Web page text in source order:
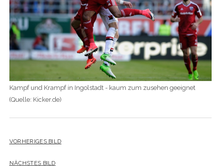
Kampf und Krampf in Ingolstadt - kaum zum zusehen geeignet
(Quelle: Kicker.de)
VORHERIGES BILD
NÄCHSTES BILD